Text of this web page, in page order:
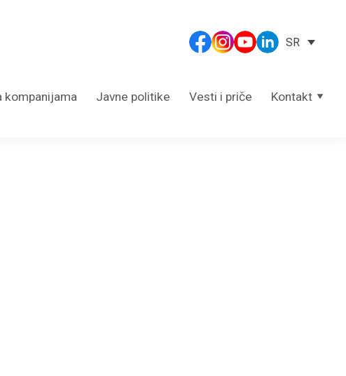
SR
kompanijama Javne politike Vesti i priče Kontakt